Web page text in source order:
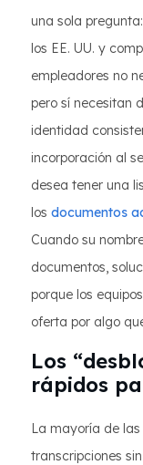
una sola
los EE. UU. y
empleadores no
pero sí necesitan
identidad
incorporación al
desea tener una
los documentos
Cuando su
documentos,
porque los
oferta por algo
Los
rápidos
La mayoría de
transcripciones